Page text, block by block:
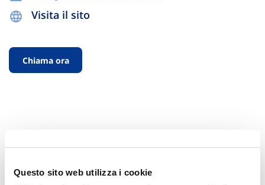
Questo sito web utilizza i cookie
Visita il sito
Chiama ora